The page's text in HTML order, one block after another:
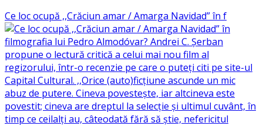
Ce loc ocupă ,,Crăciun amar / Amarga Navidad” în f